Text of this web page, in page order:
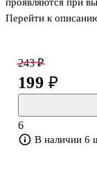
пособия состоит в
Перейти к
243 ₽
199 ₽
6
В наличии 6